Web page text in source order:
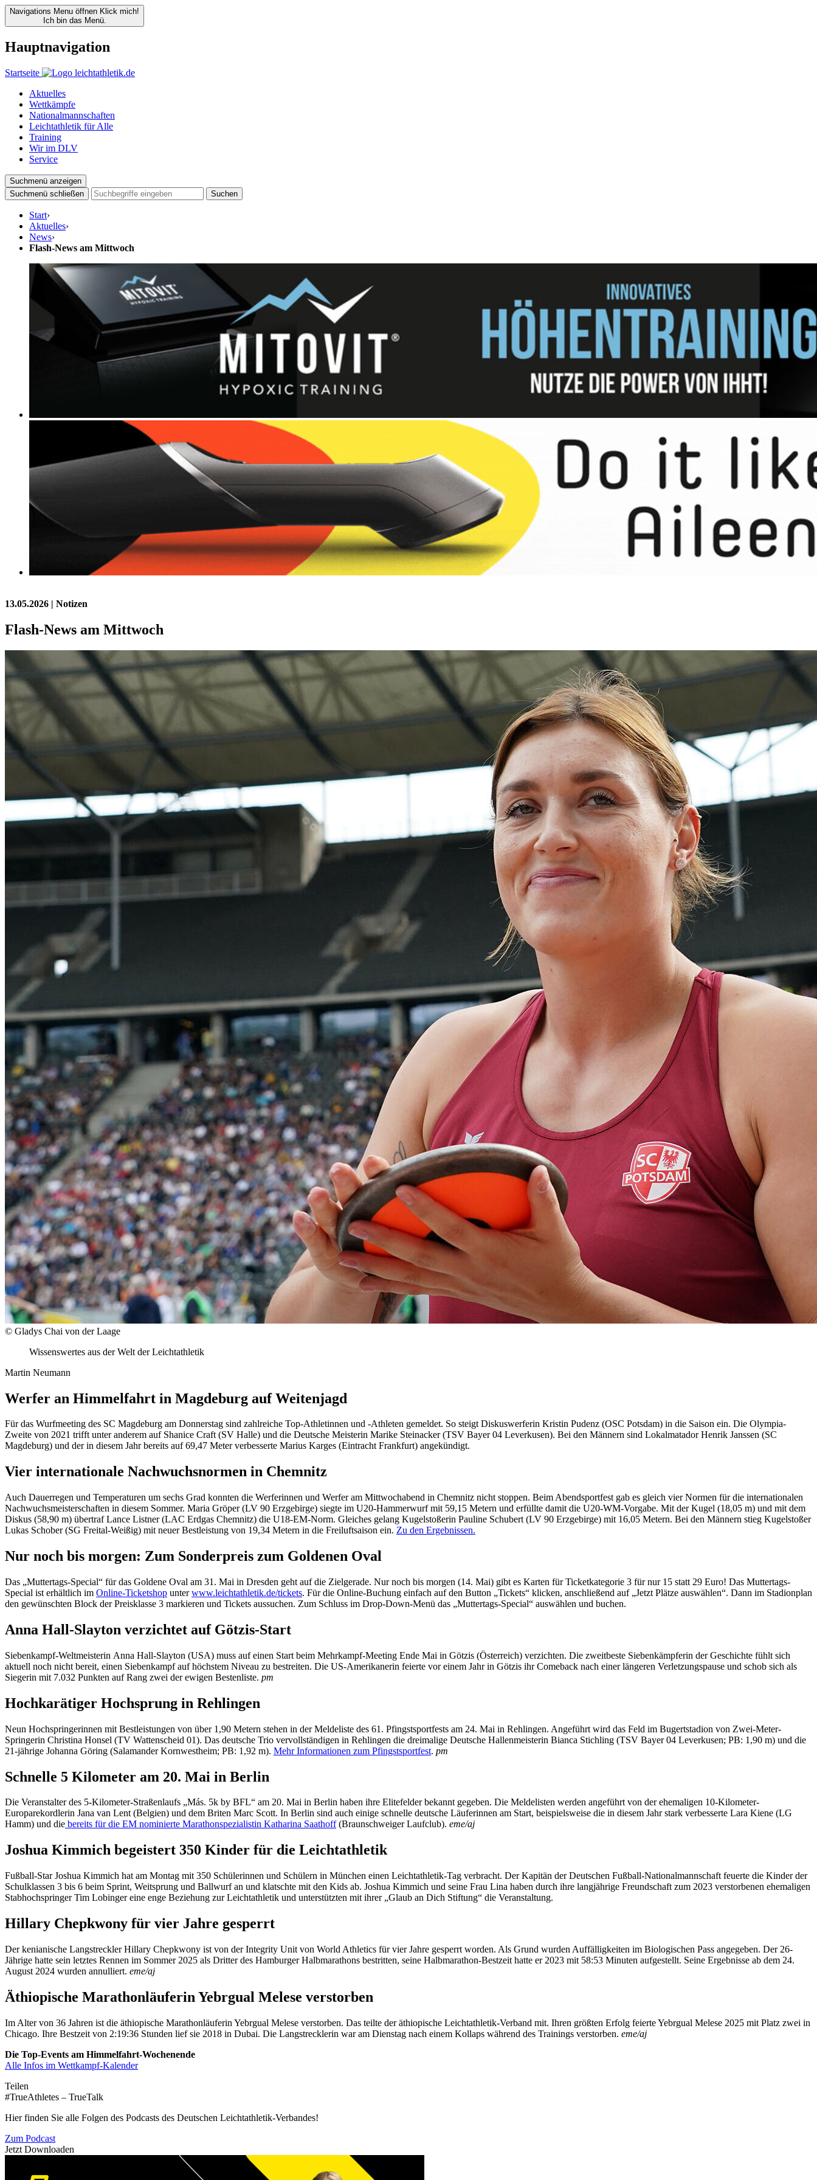
Navigations Menu öffnen Klick mich!
Ich bin das Menü.
Hauptnavigation
Startseite
Aktuelles
Wettkämpfe
Nationalmannschaften
Leichtathletik für Alle
Training
Wir im DLV
Service
Suchmenü anzeigen
Suchmenü schließen
Suchen
Start›
Aktuelles›
News›
Flash-News am Mittwoch
13.05.2026 | Notizen
Flash-News am Mittwoch
© Gladys Chai von der Laage
Wissenswertes aus der Welt der Leichtathletik
Martin Neumann
Werfer an Himmelfahrt in Magdeburg auf Weitenjagd
Für das Wurfmeeting des SC Magdeburg am Donnerstag sind zahlreiche Top-Athletinnen und -Athleten gemeldet. So steigt Diskuswerferin Kristin Pudenz (OSC Potsdam) in die Saison ein. Die Olympia-
Zweite von 2021 trifft unter anderem auf Shanice Craft (SV Halle) und die Deutsche Meisterin Marike Steinacker (TSV Bayer 04 Leverkusen). Bei den Männern sind Lokalmatador Henrik Janssen (SC
Magdeburg) und der in diesem Jahr bereits auf 69,47 Meter verbesserte Marius Karges (Eintracht Frankfurt) angekündigt.
Vier internationale Nachwuchsnormen in Chemnitz
Auch Dauerregen und Temperaturen um sechs Grad konnten die Werferinnen und Werfer am Mittwochabend in Chemnitz nicht stoppen. Beim Abendsportfest gab es gleich vier Normen für die internationalen
Nachwuchsmeisterschaften in diesem Sommer. Maria Gröper (LV 90 Erzgebirge) siegte im U20-Hammerwurf mit 59,15 Metern und erfüllte damit die U20-WM-Vorgabe. Mit der Kugel (18,05 m) und mit dem
Diskus (58,90 m) übertraf Lance Listner (LAC Erdgas Chemnitz) die U18-EM-Norm. Gleiches gelang Kugelstoßerin Pauline Schubert (LV 90 Erzgebirge) mit 16,05 Metern. Bei den Männern stieg Kugelstoßer
Lukas Schober (SG Freital-Weißig) mit neuer Bestleistung von 19,34 Metern in die Freiluftsaison ein. Zu den Ergebnissen.
Nur noch bis morgen: Zum Sonderpreis zum Goldenen Oval
Das „Muttertags-Special“ für das Goldene Oval am 31. Mai in Dresden geht auf die Zielgerade. Nur noch bis morgen (14. Mai) gibt es Karten für Ticketkategorie 3 für nur 15 statt 29 Euro! Das Muttertags-
Special ist erhältlich im Online-Ticketshop unterwww.leichtathletik.de/tickets. Für die Online-Buchung einfach auf den Button „Tickets“ klicken, anschließend auf „Jetzt Plätze auswählen“. Dann im Stadionplan
den gewünschten Block der Preisklasse 3 markieren und Tickets aussuchen. Zum Schluss im Drop-Down-Menü das „Muttertags-Special“ auswählen und buchen.
Anna Hall-Slayton verzichtet auf Götzis-Start
Siebenkampf-Weltmeisterin Anna Hall-Slayton (USA) muss auf einen Start beim Mehrkampf-Meeting Ende Mai in Götzis (Österreich) verzichten. Die zweitbeste Siebenkämpferin der Geschichte fühlt sich
aktuell noch nicht bereit, einen Siebenkampf auf höchstem Niveau zu bestreiten. Die US-Amerikanerin feierte vor einem Jahr in Götzis ihr Comeback nach einer längeren Verletzungspause und schob sich als
Siegerin mit 7.032 Punkten auf Rang zwei der ewigen Bestenliste. pm
Hochkarätiger Hochsprung in Rehlingen
Neun Hochspringerinnen mit Bestleistungen von über 1,90 Metern stehen in der Meldeliste des 61. Pfingstsportfests am 24. Mai in Rehlingen. Angeführt wird das Feld im Bugertstadion von Zwei-Meter-
Springerin Christina Honsel (TV Wattenscheid 01). Das deutsche Trio vervollständigen in Rehlingen die dreimalige Deutsche Hallenmeisterin Bianca Stichling (TSV Bayer 04 Leverkusen; PB: 1,90 m) und die
21-jährige Johanna Göring (Salamander Kornwestheim; PB: 1,92 m). Mehr Informationen zum Pfingstsportfest. pm
Schnelle 5 Kilometer am 20. Mai in Berlin
Die Veranstalter des 5-Kilometer-Straßenlaufs „Más. 5k by BFL“ am 20. Mai in Berlin haben ihre Elitefelder bekannt gegeben. Die Meldelisten werden angeführt von der ehemaligen 10-Kilometer-
Europarekordlerin Jana van Lent (Belgien) und dem Briten Marc Scott. In Berlin sind auch einige schnelle deutsche Läuferinnen am Start, beispielsweise die in diesem Jahr stark verbesserte Lara Kiene (LG
Hamm) und die bereits für die EM nominierte Marathonspezialistin Katharina Saathoff(Braunschweiger Laufclub). eme/aj
Joshua Kimmich begeistert 350 Kinder für die Leichtathletik
Fußball-Star Joshua Kimmich hat am Montag mit 350 Schülerinnen und Schülern in München einen Leichtathletik-Tag verbracht. Der Kapitän der Deutschen Fußball-Nationalmannschaft feuerte die Kinder der
Schulklassen 3 bis 6 beim Sprint, Weitsprung und Ballwurf an und klatschte mit den Kids ab. Joshua Kimmich und seine Frau Lina haben durch ihre langjährige Freundschaft zum 2023 verstorbenen ehemaligen
Stabhochspringer Tim Lobinger eine enge Beziehung zur Leichtathletik und unterstützten mit ihrer „Glaub an Dich Stiftung“ die Veranstaltung.
Hillary Chepkwony für vier Jahre gesperrt
Der kenianische Langstreckler Hillary Chepkwony ist von der Integrity Unit von World Athletics für vier Jahre gesperrt worden. Als Grund wurden Auffälligkeiten im Biologischen Pass angegeben. Der 26-
Jährige hatte sein letztes Rennen im Sommer 2025 als Dritter des Hamburger Halbmarathons bestritten, seine Halbmarathon-Bestzeit hatte er 2023 mit 58:53 Minuten aufgestellt. Seine Ergebnisse ab dem 24.
August 2024 wurden annulliert. eme/aj
Äthiopische Marathonläuferin Yebrgual Melese verstorben
Im Alter von 36 Jahren ist die äthiopische Marathonläuferin Yebrgual Melese verstorben. Das teilte der äthiopische Leichtathletik-Verband mit. Ihren größten Erfolg feierte Yebrgual Melese 2025 mit Platz zwei in
Chicago. Ihre Bestzeit von 2:19:36 Stunden lief sie 2018 in Dubai. Die Langstrecklerin war am Dienstag nach einem Kollaps während des Trainings verstorben. eme/aj
Die Top-Events am Himmelfahrt-Wochenende
Alle Infos im Wettkampf-Kalender
Teilen
#TrueAthletes – TrueTalk
Hier finden Sie alle Folgen des Podcasts des Deutschen Leichtathletik-Verbandes!
Zum Podcast
Jetzt Downloaden